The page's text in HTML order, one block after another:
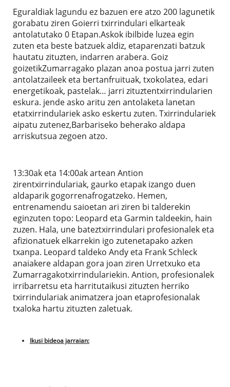
Eguraldiak lagundu ez bazuen ere atzo 200 lagunetik
gorabatu ziren Goierri txirrindulari elkarteak
antolatutako 0 Etapan.Askok ibilbide luzea egin
zuten eta beste batzuek aldiz, etaparenzati batzuk
hautatu zituzten, indarren arabera. Goiz
goizetikZumarragako plazan anoa postua jarri zuten
antolatzaileek eta bertanfruituak, txokolatea, edari
energetikoak, pastelak… jarri zituztentxirrindularien
eskura. jende asko aritu zen antolaketa lanetan
etatxirrindulariek asko eskertu zuten. Txirrindulariek
aipatu zutenez,Barbariseko beherako aldapa
arriskutsua zegoen atzo.
13:30ak eta 14:00ak artean Antion
zirentxirrindulariak, gaurko etapak izango duen
aldaparik gogorrenafrogatzeko. Hemen,
entrenamendu saioetan ari ziren bi talderekin
eginzuten topo: Leopard eta Garmin taldeekin, hain
zuzen. Hala, une bateztxirrindulari profesionalek eta
afizionatuek elkarrekin igo zutenetapako azken
txanpa. Leopard taldeko Andy eta Frank Schleck
anaiakere aldapan gora joan ziren Urretxuko eta
Zumarragakotxirrindulariekin. Antion, profesionalek
irribarretsu eta harritutaikusi zituzten herriko
txirrindulariak animatzera joan etaprofesionalak
txaloka hartu zituzten zaletuak.
Ikusi bideoa jarraian: